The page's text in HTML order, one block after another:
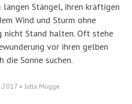
langen Stängel, ihren kräftigen
Wind und Sturm ohne
nicht Stand halten. Oft stehe
vor ihren gelben
die Sonne suchen.
• Jutta Mügge